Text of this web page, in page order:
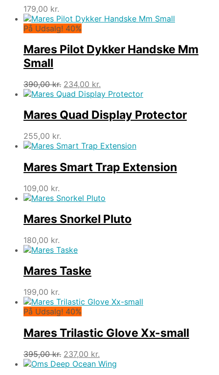
179,00 kr.
På Udsalg! 40%
Mares Pilot Dykker Handske Mm
Small
390,00kr. Den
oprindelige
var:
390,00 kr..
234,00 kr.
aktuelle
er:
234,00 kr..
Mares Quad Display Protector
255,00 kr.
Mares Smart Trap Extension
109,00 kr.
Mares Snorkel Pluto
180,00 kr.
Mares Taske
199,00 kr.
På Udsalg! 40%
Mares Trilastic Glove Xx-small
395,00kr. Den
oprindelige
237,00 kr.
aktuelle